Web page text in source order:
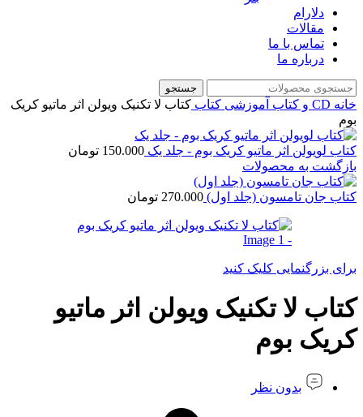
دلارام
مقالات
تماس با ما
درباره ما
جستجو
خانه CD و کتاب آموزشی کتاب کتاب لا تکنیک ویولن اثر ماتیو کریک
بوم
کتاب لویولن اثر ماتیو کریک بوم - جلد یک 150.000 تومان
بازگشت به محصولات
کتاب جان تامسون (جلد اول) 270.000 تومان
برای بزرگنمایی کلیک کنید
کتاب لا تکنیک ویولن اثر ماتیو
کریک بوم
بدون نظر